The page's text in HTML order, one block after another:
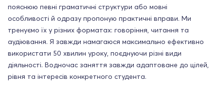
пояснюю певні граматичні структури або мовні
особливості й одразу пропоную практичні вправи. Ми
тренуємо їх у різних форматах: говоріння, читання та
аудіювання. Я завжди намагаюся максимально ефективно
використати 50 хвилин уроку, поєднуючи різні види
діяльності. Водночас заняття завжди адаптоване до цілей,
рівня та інтересів конкретного студента.